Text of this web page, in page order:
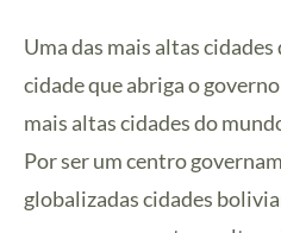
Uma das mais altas cidades
cidade que abriga o
mais altas cidades do
Por ser um centro
globalizadas cidades